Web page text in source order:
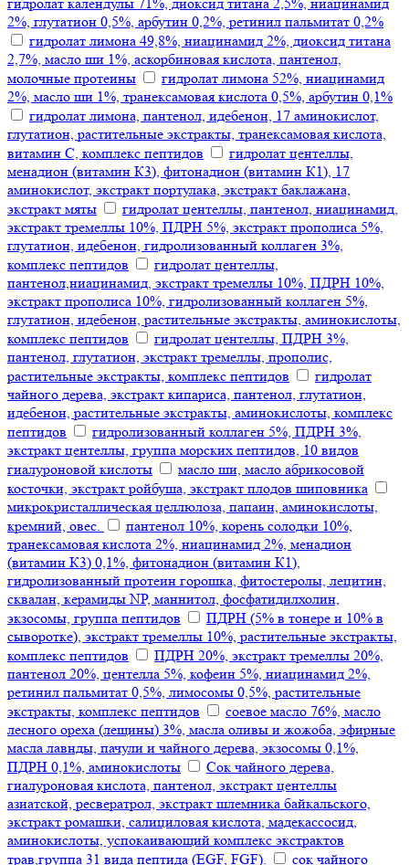
2%, глутатион 0,5%, арбутин 0,2%, ретинил пальмитат 0,2%
гидролат лимона 49,8%, ниацинамид 2%, диоксид титана
2,7%, масло ши 1%, аскорбиновая кислота, пантенол,
молочные протеины
гидролат лимона 52%, ниацинамид
2%, масло ши 1%, транексамовая кислота 0,5%, арбутин 0,1%
гидролат лимона, пантенол, идебенон, 17 аминокислот,
глутатион, растительные экстракты, транексамовая кислота,
витамин С, комплекс пептидов
гидролат центеллы,
менадион (витамин К3), фитонадион (витамин К1), 17
аминокислот, экстракт портулака, экстракт баклажана,
экстракт мяты
гидролат центеллы, пантенол, ниацинамид,
экстракт тремеллы 10%, ПДРН 5%, экстракт прополиса 5%,
глутатион, идебенон, гидролизованный коллаген 3%,
комплекс пептидов
гидролат центеллы,
пантенол,ниацинамид, экстракт тремеллы 10%, ПДРН 10%,
экстракт прополиса 10%, гидролизованный коллаген 5%,
глутатион, идебенон, растительные экстракты, аминокислоты,
комплекс пептидов
гидролат центеллы, ПДРН 3%,
пантенол, глутатион, экстракт тремеллы, прополис,
растительные экстракты, комплекс пептидов
гидролат
чайного дерева, экстракт кипариса, пантенол, глутатион,
идебенон, растительные экстракты, аминокислоты, комплекс
пептидов
гидролизованный коллаген 5%, ПДРН 3%,
экстракт центеллы, группа морских пептидов, 10 видов
гиалуроновой кислоты
масло ши, масло абрикосовой
косточки, экстракт ройбуша, экстракт плодов шиповника
микрокристаллическая целлюлоза, папаин, аминокислоты,
кремний, овес.
пантенол 10%, корень солодки 10%,
транексамовая кислота 2%, ниацинамид 2%, менадион
(витамин К3) 0,1%, фитонадион (витамин К1),
гидролизованный протеин горошка, фитостеролы, лецитин,
сквалан, керамиды NP, маннитол, фосфатидилхолин,
экзосомы, группа пептидов
ПДРН (5% в тонере и 10% в
сыворотке), экстракт тремеллы 10%, растительные экстракты,
комплекс пептидов
ПДРН 20%, экстракт тремеллы 20%,
пантенол 20%, центелла 5%, кофеин 5%, ниацинамид 2%,
ретинил пальмитат 0,5%, лимосомы 0,5%, растительные
экстракты, комплекс пептидов
соевое масло 76%, масло
лесного ореха (лещины) 3%, масла оливы и жожоба, эфирные
масла лавнды, пачули и чайного дерева, экзосомы 0,1%,
ПДРН 0,1%, аминокислоты
Сок чайного дерева,
гиалуроновая кислота, пантенол, экстракт центеллы
азиатской, ресвератрол, экстракт шлемника байкальского,
экстракт ромашки, салициловая кислота, мадекассосид,
аминокислоты, успокаивающий комплекс экстрактов
трав,группа 31 вида пептида (EGF, FGF).
сок чайного